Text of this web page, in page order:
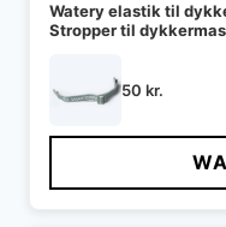
Watery elastik til
Stropper til
50 kr.